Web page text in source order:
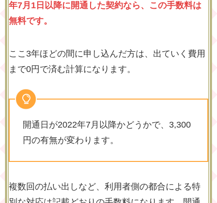
年7月1日以降に開通した契約なら、この手数料は
無料です。
ここ3年ほどの間に申し込んだ方は、出ていく費用
まで0円で済む計算になります。
開通日が2022年7月以降かどうかで、3,300
円の有無が変わります。
複数回の払い出しなど、利用者側の都合による特